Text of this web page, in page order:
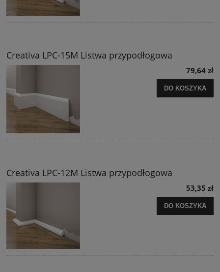
Creativa LPC-15M Listwa przypodłogowa
79,64 zł
DO KOSZYKA
Creativa LPC-12M Listwa przypodłogowa
53,35 zł
DO KOSZYKA